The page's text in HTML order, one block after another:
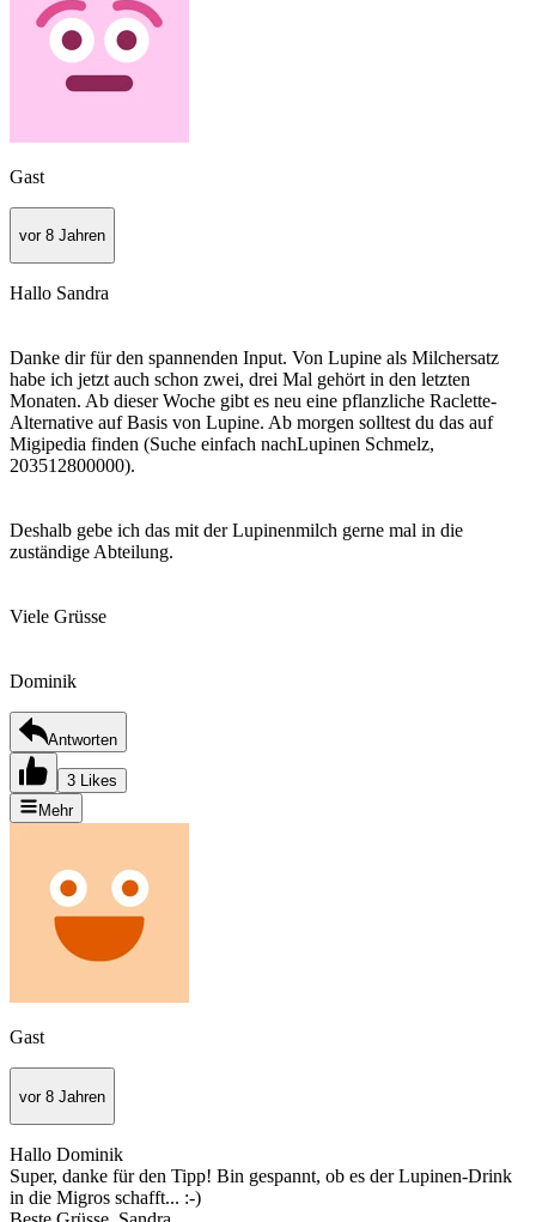
Gast
vor 8 Jahren
Hallo Sandra
Danke dir für den spannenden Input. Von Lupine als Milchersatz
habe ich jetzt auch schon zwei, drei Mal gehört in den letzten
Monaten. Ab dieser Woche gibt es neu eine pflanzliche Raclette-
Alternative auf Basis von Lupine. Ab morgen solltest du das auf
Migipedia finden (Suche einfach nachLupinen Schmelz,
203512800000).
Deshalb gebe ich das mit der Lupinenmilch gerne mal in die
zuständige Abteilung.
Viele Grüsse
Dominik
Antworten
3 Likes
Mehr
Gast
vor 8 Jahren
Hallo Dominik
Super, danke für den Tipp! Bin gespannt, ob es der Lupinen-Drink
in die Migros schafft... :-)